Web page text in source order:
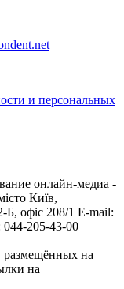
и персональных
онлайн-медиа -
Київ,
офіс 208/1 E-mail:
044-205-43-00
размещённых на
на